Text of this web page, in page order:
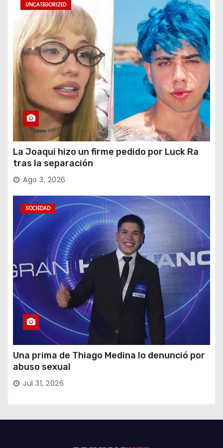
UNCATEGORIZED
La Joaqui hizo un firme pedido por Luck Ra
tras la separación
Ago 3, 2026
SOCIEDAD
Una prima de Thiago Medina lo denunció por
abuso sexual
Jul 31, 2026